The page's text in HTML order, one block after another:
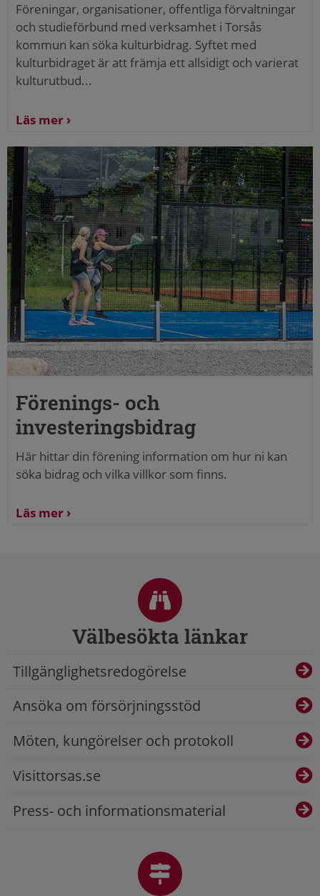
Föreningar, organisationer, offentliga förvaltningar
och studieförbund med verksamhet i Torsås
kommun kan söka kulturbidrag. Syftet med
kulturbidraget är att främja ett allsidigt och varierat
kulturutbud...
Läs mer
Förenings- och
investeringsbidrag
Här hittar din förening information om hur ni kan
söka bidrag och vilka villkor som finns.
Läs mer
Välbesökta länkar
Tillgänglighetsredogörelse
Ansöka om försörjningsstöd
Möten, kungörelser och protokoll
Visittorsas.se
Press- och informationsmaterial